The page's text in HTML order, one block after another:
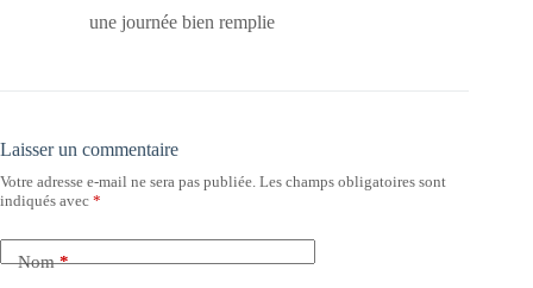
une journée bien remplie
Laisser un commentaire
Votre adresse e-mail ne sera pas publiée. Les champs obligatoires sont
indiqués avec *
Nom*